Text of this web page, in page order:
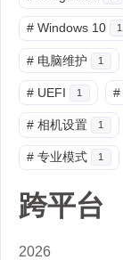
# Windows 10 1
# 电脑维护 1
# UEFI 1 #
# 相机设置 1
# 专业模式 1
跨平台
2026